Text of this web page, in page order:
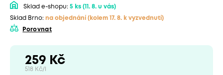
Sklad e-shopu: 5 ks (11. 8. u vás)
Sklad Brno: na objednání (kolem 17. 8. k vyzvednutí)
Porovnat
259 Kč
518 Kč/l